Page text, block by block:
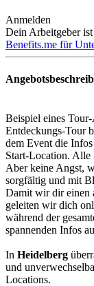
Anmelden
Dein Arbeitgeber
Benefits.me für
Beispiel eines
Entdeckungs-Tour
dem Event die
Start-Location. Alle
Aber keine Angst,
sorgfältig und mit
Damit wir dir einen
geleiten wir dich
während der
spannenden Infos
In Heidelberg
und
Locations.